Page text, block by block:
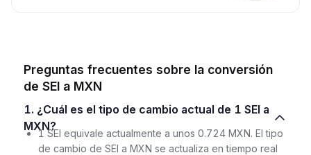
Preguntas frecuentes sobre la conversión
de SEI a MXN
1. ¿Cuál es el tipo de cambio actual de 1 SEI a
MXN?
1 SEI equivale actualmente a unos 0.724 MXN. El tipo
de cambio de SEI a MXN se actualiza en tiempo real